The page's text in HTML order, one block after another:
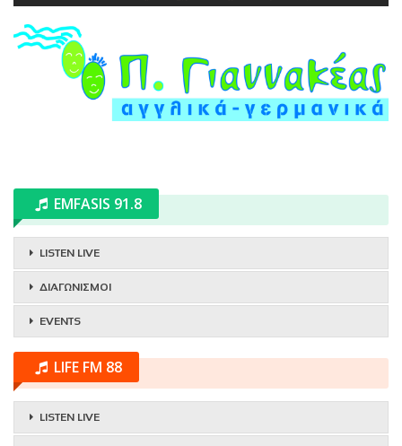
EMFASIS 91.8
LISTEN LIVE
ΔΙΑΓΩΝΙΣΜΟΙ
EVENTS
LIFE FM 88
LISTEN LIVE